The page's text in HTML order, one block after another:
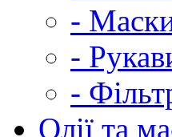
-
-
-
Олії та